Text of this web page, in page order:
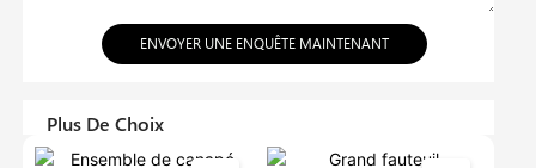
ENVOYER UNE ENQUÊTE MAINTENANT
Plus De Choix